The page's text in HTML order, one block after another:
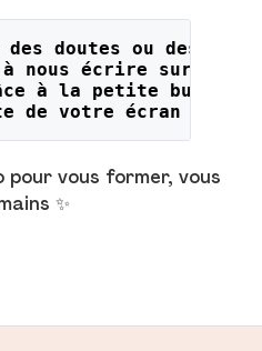
des doutes ou des
à nous écrire sur le
à la petite bulle
de votre écran !
pour vous former, vous
✨